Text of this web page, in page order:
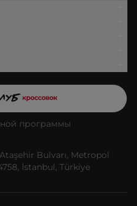
программы
Bulvarı, Metropol
İstanbul, Türkiye